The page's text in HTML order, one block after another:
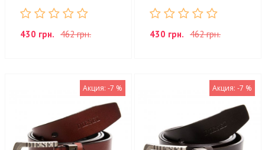
430 грн. 462 грн. 430 грн. 462 грн.
Акция: -7 % Акция: -7 %